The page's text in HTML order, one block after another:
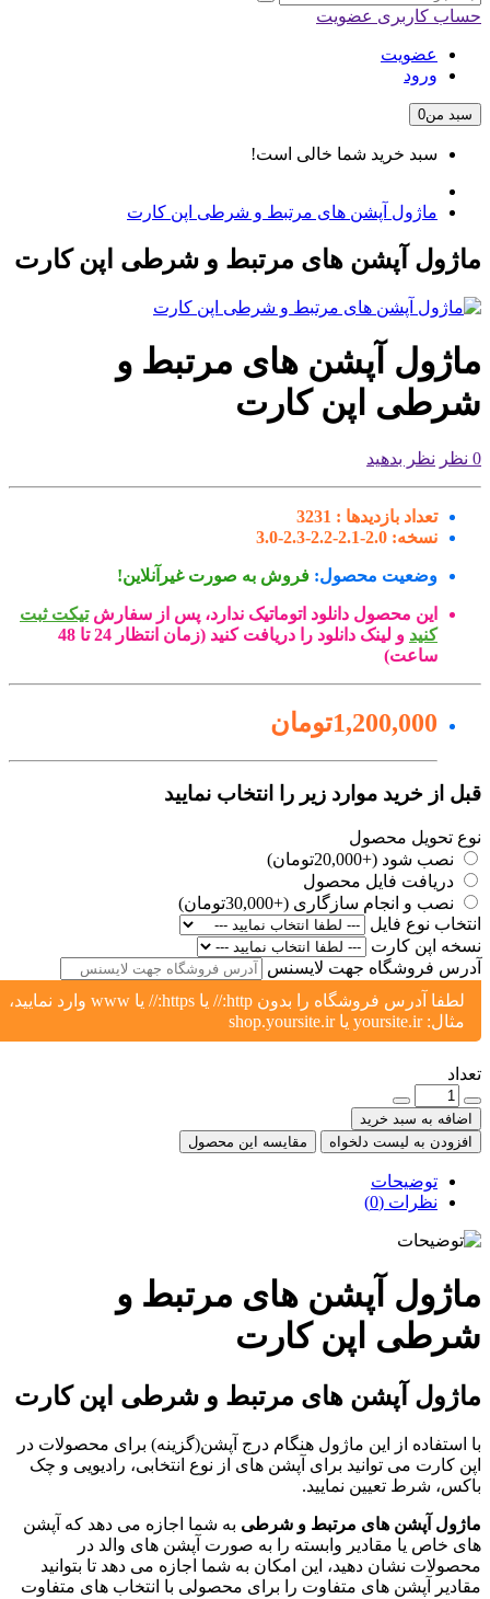
کاربری عضویت
عضویت
ورود
من0
سبد خرید شما خالی است!
ماژول آپشن های مرتبط و شرطی اپن کارت
آپشن های مرتبط و شرطی اپن کارت
آپشن های مرتبط و
اپن کارت
نظر بدهید
تعداد بازدیدها : 3231
نسخه: 2.0-2.1-2.2-2.3-3.0
وضعیت محصول:فروش به صورت غیرآنلاین!
این محصول دانلود اتوماتیک ندارد، پس از سفارشتیکت ثبت
کنید
و لینک دانلود را دریافت کنید (زمان انتظار 24 تا 48
ساعت)
1,200,000تومان
از خرید موارد زیر را انتخاب نمایید
تحویل محصول
نصب شود (+20,000تومان)
دریافت فایل محصول
نصب و انجام سازگاری (+30,000تومان)
نوع فایل
اپن کارت
فروشگاه جهت لایسنس
لطفا آدرس فروشگاه را بدون http:// یا https:// یا www وارد نمایید،
مثال: yoursite.ir یا shop.yoursite.ir
به سبد خرید
به لیست دلخواه
مقایسه این محصول
توضیحات
نظرات (0)
آپشن های مرتبط و
اپن کارت
آپشن های مرتبط و شرطی اپن کارت
استفاده از این ماژول هنگام درج آپشن(گزینه) برای محصولات در
کارت می توانید برای آپشن های از نوع انتخابی، رادیویی و چک
شرط تعیین نمایید.
آپشن های مرتبط و شرطیبه شما اجازه می دهد که آپشن
خاص یا مقادیر وابسته را به صورت آپشن های والد در
نشان دهید، این امکان به شما اجازه می دهد تا بتوانید
آپشن های متفاوت را برای محصولی با انتخاب های متفاوت